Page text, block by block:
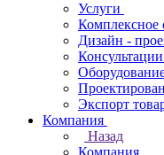
Услуги
Комплексное
Дизайн -
Экспорт
Компания
Назад
Компания